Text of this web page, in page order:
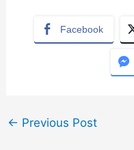
Facebook
← Previous Post